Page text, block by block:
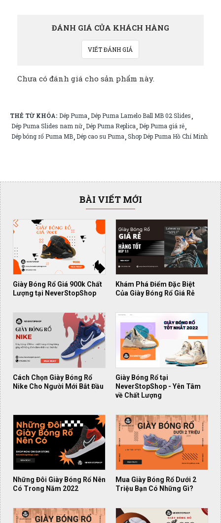
ĐÁNH GIÁ CỦA KHÁCH HÀNG
VIẾT ĐÁNH GIÁ
Chưa có đánh giá cho sản phẩm này.
THẺ TỪ KHÓA: Dép Puma,Dép Puma Lamelo Ball MB 02 Slides,
Dép Puma Slides nam nữ,Dép Puma Replica,Dép Puma giá rẻ,
Dép bóng rổ Puma MB,Dép cao su Puma,Shop Dép Puma Hồ Chí Minh
BÀI VIẾT MỚI
Giày Bóng Rổ Giá 900k Chất
Lượng tại NeverStopShop
Khám Phá Điểm Đặc Biệt
Của Giày Bóng Rổ Giá Rẻ
Cách Chọn Giày Bóng Rổ
Nike Cho Người Mới Bắt Đầu
Giày Bóng Rổ tại
NeverStopShop - Yên Tâm
về Chất Lượng
Những Đôi Giày Bóng Rổ Nên
Có Trong Năm 2022
Mua Giày Bóng Rổ Dưới 2
Triệu Bạn Có Những Gì?